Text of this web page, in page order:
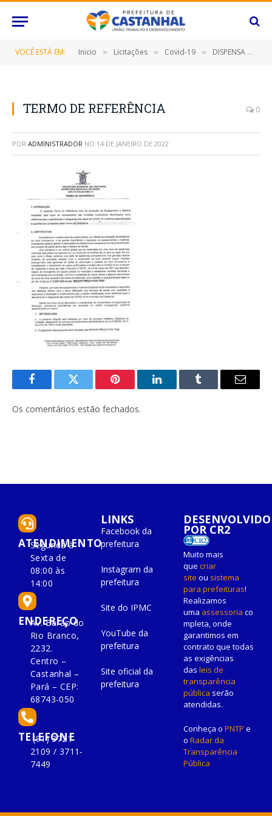
VOCÊ ESTÁ EM: Inicio » Licitações » Covid-19 » DISPENSA Nº 066/2021 (AQUISIÇÃO DE EQUIPAMENTO E MATERIAL HOSPITALAR)
TERMO DE REFERÊNCIA 0
POR ADMINISTRADOR NO 14 DE JANEIRO DE 2022
FacebookTwitter Pinterest O
Tumblr
E-
Os comentários estão fechados.
ATENDIMENTO
Segunda à
Sexta de
08:00 às
14:00
ENDEREÇO
Av. Barão do
Rio Branco,
2232.
Centro –
Castanhal –
Pará – CEP:
68743-050
TELEFONE
(91) 3721-
2109 / 3711-
7449
LINKS
Facebook da
prefeitura
Instagram da
prefeitura
Site do IPMC
YouTube da
prefeitura
Site oficial da
prefeitura
DESENVOLVIDO
POR CR2
Muito mais
que criar
site ou sistema
para prefeituras!
Realizamos
uma assessoria co
mpleta, onde
garantimos em
contrato que todas
as exigências
das leis de
transparência
pública serão
atendidas.
Conheça o PNTP e
o Radar da
Transparência
Pública